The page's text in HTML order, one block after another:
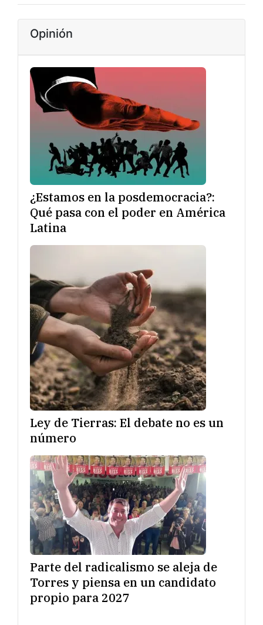
Opinión
¿Estamos en la posdemocracia?:
Qué pasa con el poder en América
Latina
Ley de Tierras: El debate no es un
número
Parte del radicalismo se aleja de
Torres y piensa en un candidato
propio para 2027